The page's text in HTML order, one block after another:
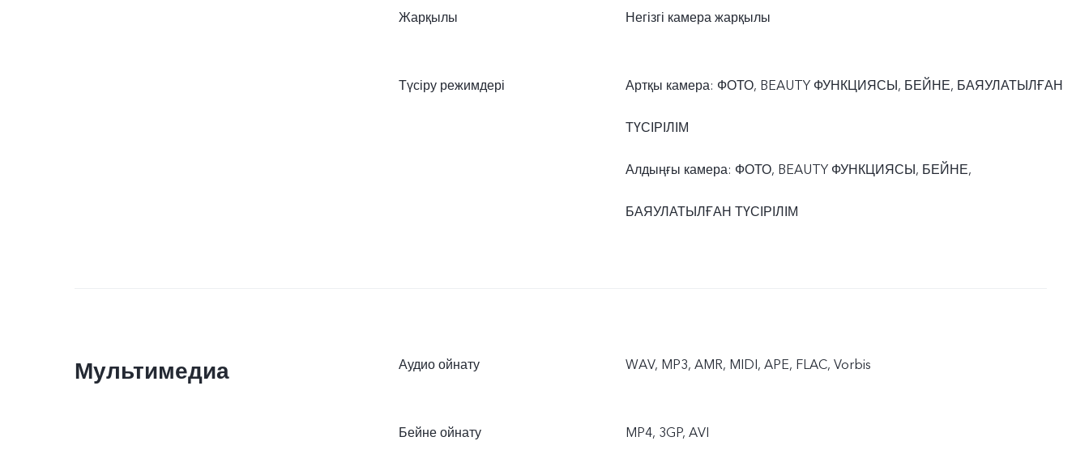
Жарқылы Негізгі камера жарқылы
Түсіру режимдері Артқы камера: ФОТО, BEAUTY ФУНКЦИЯСЫ, БЕЙНЕ, БАЯУЛАТЫЛҒАН
ТҮСІРІЛІМ
Алдыңғы камера: ФОТО, BEAUTY ФУНКЦИЯСЫ, БЕЙНЕ,
БАЯУЛАТЫЛҒАН ТҮСІРІЛІМ
Мультимедиа Аудио ойнату WAV, MP3, AMR, MIDI, APE, FLAC, Vorbis
Бейне ойнату MP4, 3GP, AVI